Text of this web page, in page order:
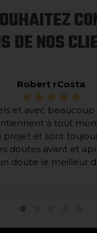
DE NOS
Robert rCosta
et avec
à tout
projet et sont
doutes avant et
doute le meilleur